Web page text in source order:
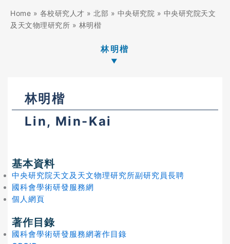
Home » 各校研究人才 » 北部 » 中央研究院 » 中央研究院天文
及天文物理研究所 » 林明楷
林明楷
林明楷
Lin, Min-Kai
基本資料
中央研究院天文及天文物理研究所副研究員長聘
國科會學術研發服務網
個人網頁
著作目錄
國科會學術研發服務網著作目錄